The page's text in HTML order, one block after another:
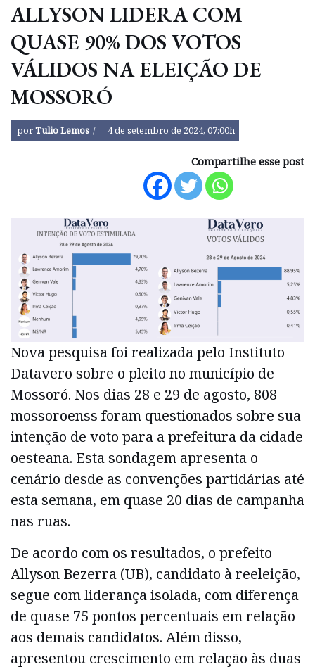
ALLYSON LIDERA COM
QUASE 90% DOS VOTOS
VÁLIDOS NA ELEIÇÃO DE
MOSSORÓ
porTulio Lemos 4 de setembro de 2024, 07:00h
Compartilhe esse post
Nova pesquisa foi realizada pelo Instituto
Datavero sobre o pleito no município de
Mossoró. Nos dias 28 e 29 de agosto, 808
mossoroenss foram questionados sobre sua
intenção de voto para a prefeitura da cidade
oesteana. Esta sondagem apresenta o
cenário desde as convenções partidárias até
esta semana, em quase 20 dias de campanha
nas ruas.
De acordo com os resultados, o prefeito
Allyson Bezerra (UB), candidato à reeleição,
segue com liderança isolada, com diferença
de quase 75 pontos percentuais em relação
aos demais candidatos. Além disso,
apresentou crescimento em relação às duas